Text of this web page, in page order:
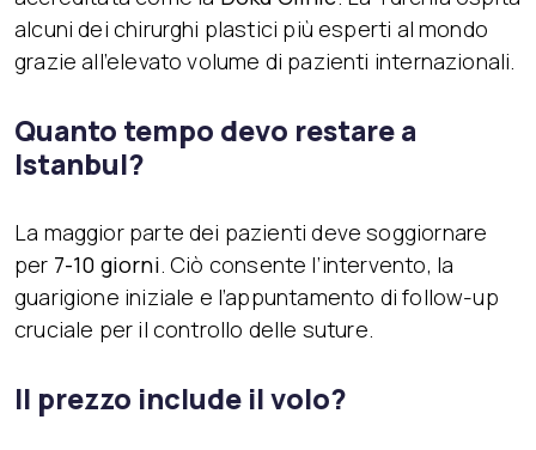
alcuni dei chirurghi plastici più esperti al mondo
grazie all’elevato volume di pazienti internazionali.
Quanto tempo devo restare a
Istanbul?
La maggior parte dei pazienti deve soggiornare
per 7-10 giorni. Ciò consente l’intervento, la
guarigione iniziale e l’appuntamento di follow-up
cruciale per il controllo delle suture.
Il prezzo include il volo?